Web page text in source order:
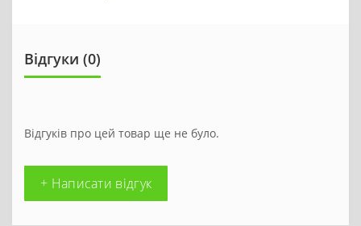
Відгуки (0)
Відгуків про цей товар ще не було.
+ Написати відгук